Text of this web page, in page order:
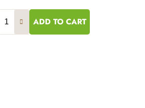
ADD TO CART